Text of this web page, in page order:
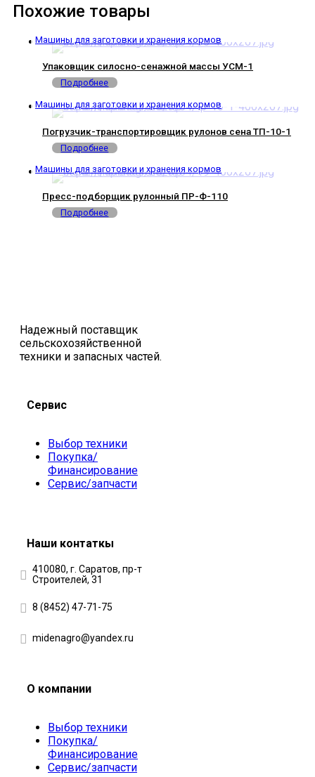
Похожие товары
Машины для заготовки и хранения кормов
Упаковщик силосно-сенажной массы УСМ-1
Подробнее
Машины для заготовки и хранения кормов
Погрузчик-транспортировщик рулонов сена ТП-10-1
Подробнее
Машины для заготовки и хранения кормов
Пресс-подборщик рулонный ПР-Ф-110
Подробнее
Надежный поставщик
сельскохозяйственной
техники и запасных частей.
Сервис
Выбор техники
Покупка/
Финансирование
Сервис/запчасти
Наши контаткы
410080, г. Саратов, пр-т
Строителей, 31
8 (8452) 47-71-75
midenagro@yandex.ru
О компании
Выбор техники
Покупка/
Финансирование
Сервис/запчасти